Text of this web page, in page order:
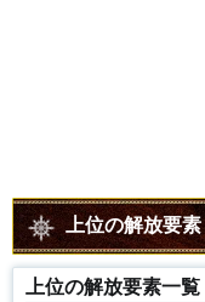
上位の解放要素
上位の解放要素一覧